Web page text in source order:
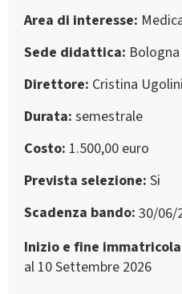
Area di interesse
Sede didattica Bologna
Direttore Cristina Ugolini
Durata semestrale
Costo 1.500,00 euro
Prevista selezione Si
Scadenza bando 30/06/
Inizio e fine
al 10 Settembre 2026